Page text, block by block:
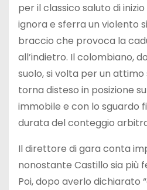
per il classico saluto di
ignora e sferra un violento
braccio che provoca la
all’indietro. Il colombiano,
suolo, si volta per un
torna disteso in posizione
immobile e con lo sguardo
durata del conteggio
Il direttore di gara conta
nonostante Castillo sia più
Poi, dopo averlo dichiarato